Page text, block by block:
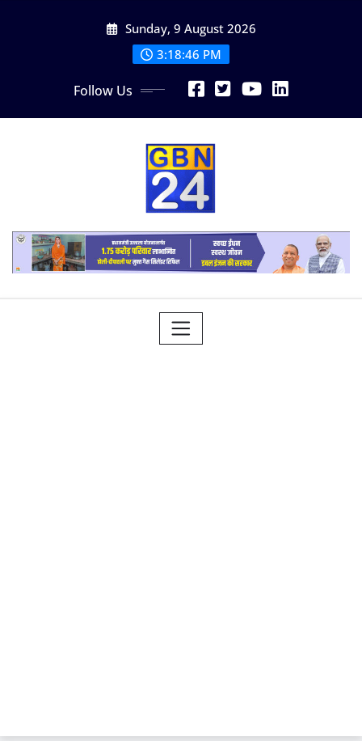
Sunday, 9 August 2026
3:18:47 PM
Follow Us